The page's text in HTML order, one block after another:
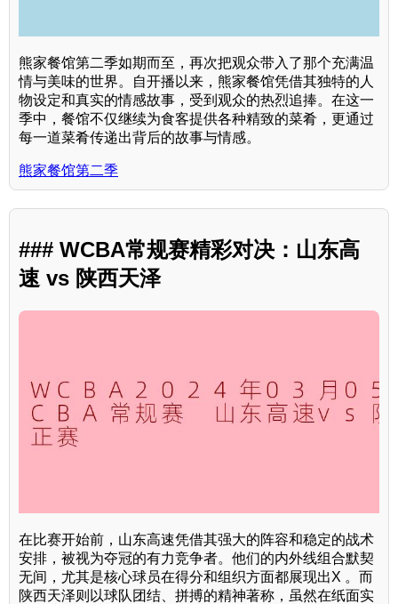
熊家餐馆第二季如期而至，再次把观众带入了那个充满温
情与美味的世界。自开播以来，熊家餐馆凭借其独特的人
物设定和真实的情感故事，受到观众的热烈追捧。在这一
季中，餐馆不仅继续为食客提供各种精致的菜肴，更通过
每一道菜肴传递出背后的故事与情感。
熊家餐馆第二季
### WCBA常规赛精彩对决：山东高
速 vs 陕西天泽
在比赛开始前，山东高速凭借其强大的阵容和稳定的战术
安排，被视为夺冠的有力竞争者。他们的内外线组合默契
无间，尤其是核心球员在得分和组织方面都展现出X 。而
陕西天泽则以球队团结、拼搏的精神著称，虽然在纸面实